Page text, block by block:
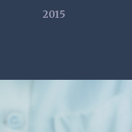
2015